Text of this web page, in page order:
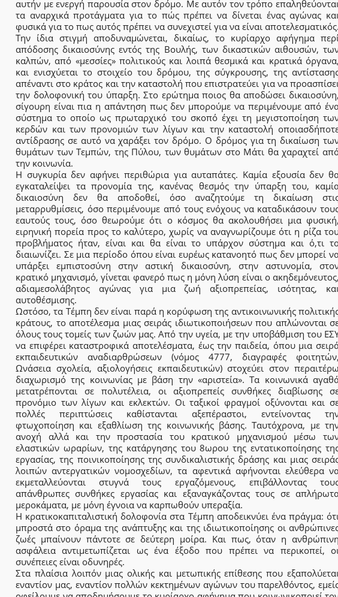
αυτήν με ενεργή παρουσία στον δρόμο. Με αυτόν τον τρόπο
τα αναρχικά προτάγματα για το πώς πρέπει να δίνεται ένας αγώνας
φυσικά για το πως αυτός πρέπει να συνεχιστεί για να είναι αποτελεσματικός.
Την ίδια στιγμή αποδυναμώνεται, δικαίως, το κυρίαρχο αφήγημα
απόδοσης δικαιοσύνης εντός της Βουλής, των δικαστικών αιθουσών,
καλπών, από «μεσσίες» πολιτικούς και λοιπά θεσμικά και κρατικά όργανα,
και ενισχύεται το στοιχείο του δρόμου, της σύγκρουσης, της
απέναντι στο κράτος και την καταστολή που επιστρατεύει για να
την δολοφονική του ύπαρξη. Στο ερώτημα ποιος θα αποδώσει δικαιοσύνη,
σίγουρη είναι πια η απάντηση πως δεν μπορούμε να περιμένουμε από
σύστημα το οποίο ως πρωταρχικό του σκοπό έχει τη μεγιστοποίηση
κερδών και των προνομιών των λίγων και την καταστολή
αντίδρασης σε αυτό να χαράξει τον δρόμο. Ο δρόμος για τη δικαίωση
θυμάτων των Τεμπών, της Πύλου, των θυμάτων στο Μάτι θα χαραχτεί
την κοινωνία.
Η συγκυρία δεν αφήνει περιθώρια για αυταπάτες. Καμία εξουσία δεν
εγκαταλείψει τα προνομία της, κανένας θεσμός την ύπαρξη του,
δικαιοσύνη δεν θα αποδοθεί, όσο αναζητούμε τη δικαίωση
μεταρρυθμίσεις, όσο περιμένουμε από τους ενόχους να καταδικάσουν
εαυτούς τους, όσο θεωρούμε ότι ο κόσμος θα ακολουθήσει μια φυσική,
ειρηνική πορεία προς το καλύτερο, χωρίς να αναγνωρίζουμε ότι η ρίζα
προβλήματος ήταν, είναι και θα είναι το υπάρχον σύστημα και ό,τι
διαιωνίζει. Σε μια περίοδο όπου είναι ευρέως κατανοητό πως δεν μπορεί
υπάρξει εμπιστοσύνη στην αστική δικαιοσύνη, στην αστυνομία,
κρατικό μηχανισμό, γίνεται φανερό πως η μόνη λύση είναι ο ακηδεμόνευτος,
αδιαμεσολάβητος αγώνας για μια ζωή αξιοπρεπείας, ισότητας,
αυτοθέσμισης.
Ωστόσο, τα Τέμπη δεν είναι παρά η κορύφωση της αντικοινωνικής
κράτους, το αποτέλεσμα μιας σειράς ιδιωτικοποιήσεων που απλώνονται
όλους τους τομείς των ζωών μας. Από την υγεία, με την υποβάθμιση του
να επιφέρει καταστροφικά αποτελέσματα, έως την παιδεία, όπου μια
εκπαιδευτικών αναδιαρθρώσεων (νόμος 4777, διαγραφές φοιτητών,
Ωνάσεια σχολεία, αξιολογήσεις εκπαιδευτικών) στοχεύει στον περαιτέρω
διαχωρισμό της κοινωνίας με βάση την «αριστεία». Τα κοινωνικά
μετατρέπονται σε πολυτέλεια, οι αξιοπρεπείς συνθήκες διαβίωσης
προνόμιο των λίγων και εκλεκτών. Οι ταξικοί φραγμοί οξύνονται και
πολλές περιπτώσεις καθίστανται αξεπέραστοι, εντείνοντας
φτωχοποίηση και εξαθλίωση της κοινωνικής βάσης. Ταυτόχρονα, με
ανοχή αλλά και την προστασία του κρατικού μηχανισμού μέσω
ελαστικών ωραρίων, της κατάργησης του 8ωρου της εντατικοποίησης
εργασίας, της ποινικοποίησης της συνδικαλιστικής δράσης και μιας
λοιπών αντεργατικών νομοσχεδίων, τα αφεντικά αφήνονται ελεύθερα
εκμεταλλεύονται στυγνά τους εργαζόμενους, επιβάλλοντας
απάνθρωπες συνθήκες εργασίας και εξαναγκάζοντας τους σε
μεροκάματα, με μόνη έγνοια να καρπωθούν υπεραξία.
Η κρατικοκαπιταλιστική δολοφονία στα Τέμπη αποδεικνύει ένα πράγμα:
μπροστά στο όραμα της ανάπτυξης και της ιδιωτικοποίησης οι
ζωές μπαίνουν πάντοτε σε δεύτερη μοίρα. Και πως, όταν η ανθρώπινη
ασφάλεια αντιμετωπίζεται ως ένα έξοδο που πρέπει να περικοπεί,
συνέπειες είναι οδυνηρές.
Στα πλαίσια λοιπόν μιας ολικής και μετωπικής επίθεσης που
εναντίον μας, εναντίον πολλών κεκτημένων αγώνων του παρελθόντος,